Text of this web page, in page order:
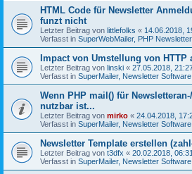
HTML Code für Newsletter
funzt nicht
Letzter Beitrag von littlefolks « 14.06.2018,
Verfasst in SuperWebMailer, PHP
Impact von Umstellung von HTTP
Letzter Beitrag von linski « 27.05.2018,
Verfasst in SuperMailer, Newsletter
Wenn PHP mail() für
nutzbar ist...
Letzter Beitrag von mirko « 24.04.2018,
Verfasst in SuperMailer, Newsletter
Newsletter Template erstellen
Letzter Beitrag von t3dfx « 20.02.2018, 06:31
Verfasst in SuperMailer, Newsletter